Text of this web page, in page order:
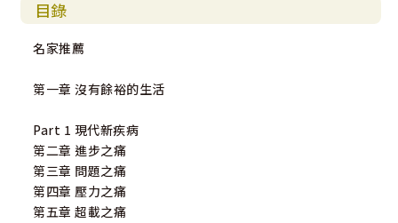
目錄
名家推薦
第一章 沒有餘裕的生活
Part 1 現代新疾病
第二章 進步之痛
第三章 問題之痛
第四章 壓力之痛
第五章 超載之痛